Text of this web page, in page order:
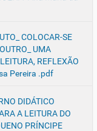
COLOCAR-SE
UMA
REFLEXÃO
Pereira .pdf
DIDÁTICO
A LEITURA DO
PRÍNCIPE